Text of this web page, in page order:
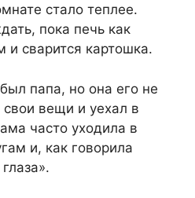
стало теплее.
пока печь как
и сварится картошка.
папа, но она его не
вещи и уехал в
часто уходила в
и, как говорила